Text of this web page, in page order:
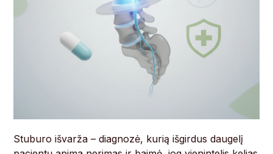
Stuburo išvarža – diagnozė, kurią išgirdus daugelį